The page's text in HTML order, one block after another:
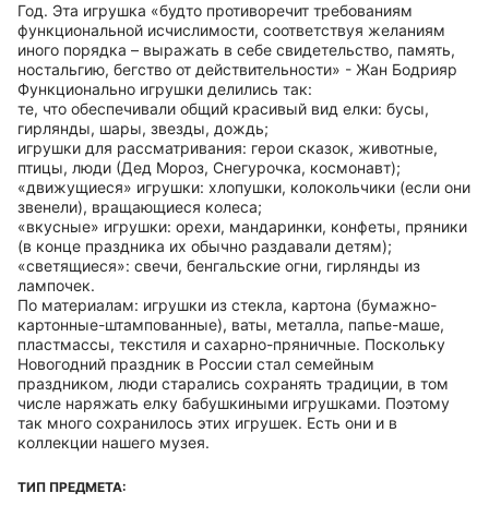
Год. Эта игрушка «будто противоречит требованиям
функциональной исчислимости, соответствуя желаниям
иного порядка – выражать в себе свидетельство, память,
ностальгию, бегство от действительности» - Жан Бодрияр
Функционально игрушки делились так:
те, что обеспечивали общий красивый вид елки: бусы,
гирлянды, шары, звезды, дождь;
игрушки для рассматривания: герои сказок, животные,
птицы, люди (Дед Мороз, Снегурочка, космонавт);
«движущиеся» игрушки: хлопушки, колокольчики (если они
звенели), вращающиеся колеса;
«вкусные» игрушки: орехи, мандаринки, конфеты, пряники
(в конце праздника их обычно раздавали детям);
«светящиеся»: свечи, бенгальские огни, гирлянды из
лампочек.
По материалам: игрушки из стекла, картона (бумажно-
картонные-штампованные), ваты, металла, папье-маше,
пластмассы, текстиля и сахарно-пряничные. Поскольку
Новогодний праздник в России стал семейным
праздником, люди старались сохранять традиции, в том
числе наряжать елку бабушкиными игрушками. Поэтому
так много сохранилось этих игрушек. Есть они и в
коллекции нашего музея.
ТИП ПРЕДМЕТА: